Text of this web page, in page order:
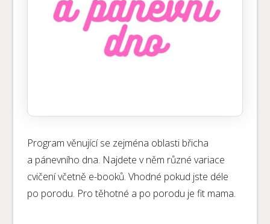
Program věnující se zejména oblasti břicha
a pánevního dna. Najdete v něm různé variace
cvičení včetně e-booků. Vhodné pokud jste déle
po porodu. Pro těhotné a po porodu je fit mama.